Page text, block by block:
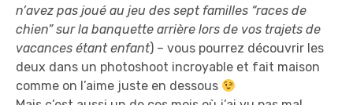
n’avez pas joué au jeu des sept familles “races de
chien” sur la banquette arrière lors de vos trajets de
vacances étant enfant) – vous pourrez découvrir les
deux dans un photoshoot incroyable et fait maison
comme on l’aime juste en dessous